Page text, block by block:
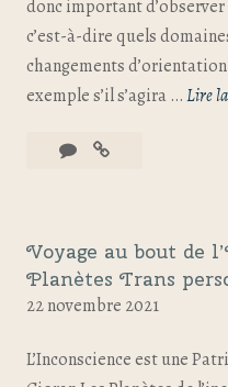
donc important
c’est-à-dire quels
changements
exemple s’il s’agira …Lire
Voyage au bout de
Planètes Trans
22 novembre 2021
L’Inconscience est une